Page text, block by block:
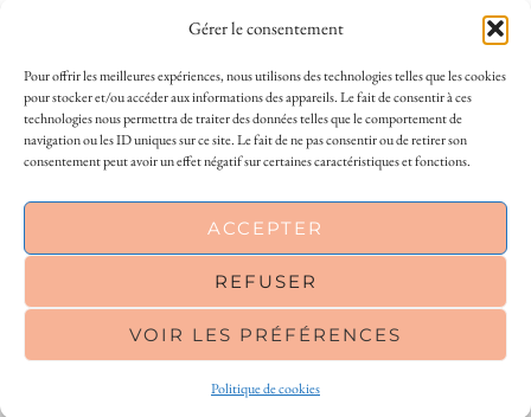
Gérer le consentement
Pour offrir les meilleures expériences, nous utilisons des technologies telles que les cookies
pour stocker et/ou accéder aux informations des appareils. Le fait de consentir à ces
technologies nous permettra de traiter des données telles que le comportement de
navigation ou les ID uniques sur ce site. Le fait de ne pas consentir ou de retirer son
consentement peut avoir un effet négatif sur certaines caractéristiques et fonctions.
ACCEPTER
REFUSER
VOIR LES PRÉFÉRENCES
Politique de cookies
Rochelle, tenu par une locale ? Vous êtes au bon endroit. Que vous
soyez Rochelais·e ou de passage dans notre belle ville, j’espère que mes
articles vous aideront à profiter de La Rochelle comme un·e vrai·e
initié·e. !
© 2026LE SO GIRLY BLOG
THEME CREATED BY